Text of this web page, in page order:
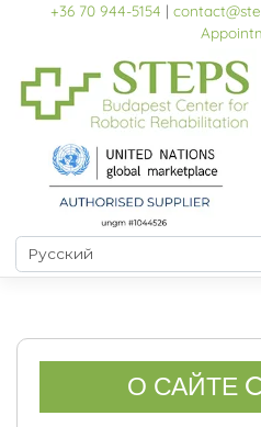
+36 70 944-5154 |
О САЙТЕ